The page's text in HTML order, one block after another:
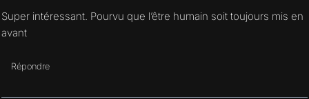
Super intéressant. Pourvu que l’être humain soit toujours mis en
avant
Répondre